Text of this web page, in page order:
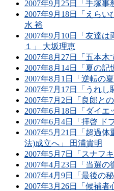
2007年9月25日「手塚
2007年9月18日「えら
水 裕
2007年9月10日「友達
１」 大坂理恵
2007年8月27日「五本
2007年8月14日「夏の記
2007年8月1日「逆転の
2007年7月17日「うれ
2007年7月2日「良郎と
2007年6月18日「ダイ
2007年6月4日「拝啓 ド
2007年5月21日「超過
法)成立へ」 田浦貴明
2007年5月7日「スナフ
2007年4月23日「当選
2007年4月9日「最後の
2007年3月26日「候補者